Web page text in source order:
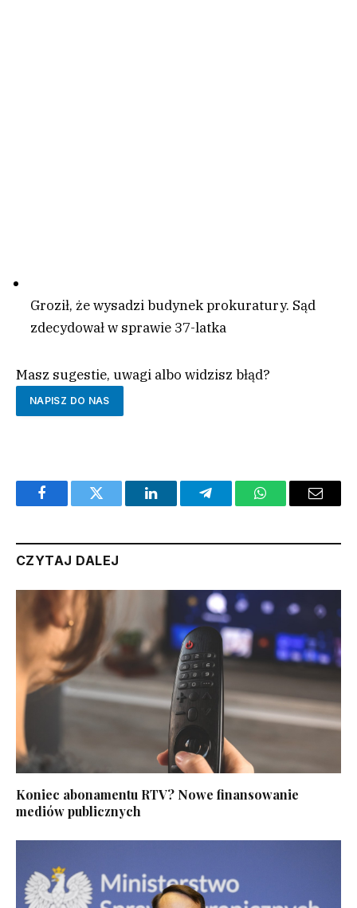
Groził, że wysadzi budynek prokuratury. Sąd
zdecydował w sprawie 37-latka
Masz sugestie, uwagi albo widzisz błąd?
NAPISZ DO NAS
FacebookTwitter LinkedInTelegramWhatsAppEmail
CZYTAJ DALEJ
Koniec abonamentu RTV? Nowe finansowanie
mediów publicznych